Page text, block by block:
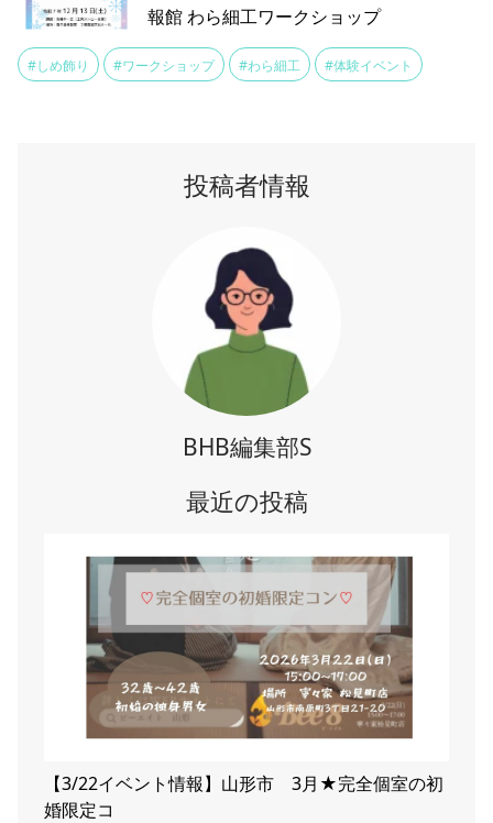
報館 わら細工ワークショップ
#しめ飾り #ワークショップ #わら細工 #体験イベント
投稿者情報
BHB編集部S
最近の投稿
【3/22イベント情報】山形市 3月★完全個室の初
婚限定コ